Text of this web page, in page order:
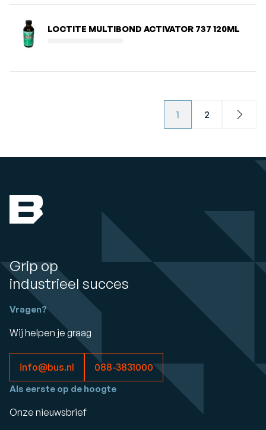
LOCTITE MULTIBOND ACTIVATOR 737 120ML
1 2 Next
Grip op
industrieel succes
Vragen?
Wij helpen je graag
info@bus.nl 088-3831000
Als eerste op de hoogte
Onze nieuwsbrief